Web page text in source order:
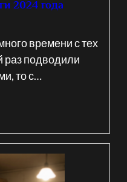
2024 года
времени с тех
раз подводили
то с…